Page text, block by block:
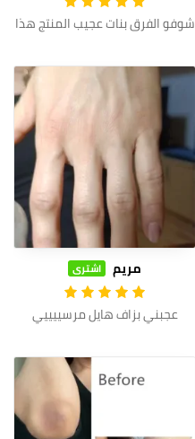
شوفو الفرق بنات عجيب المنتج هذا
مريم اشترى
عجبني بزاف هايل مرسييييي